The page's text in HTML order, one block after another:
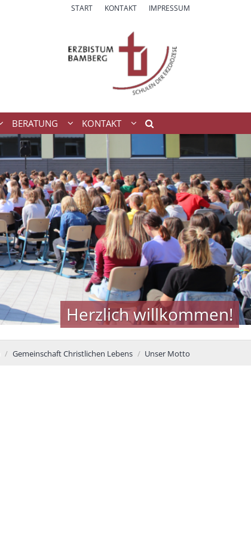
START KONTAKT IMPRESSUM
BERATUNG KONTAKT
Herzlich willkommen!
Gemeinschaft Christlichen Lebens Unser Motto